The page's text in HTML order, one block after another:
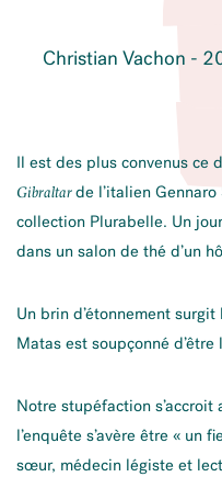
Christian Vachon -
Il est des plus convenus ce
Gibraltarde l’italien
collection Plurabelle. Un
dans un salon de thé d’un
Un brin d’étonnement
Matas est soupçonné d’être
Notre stupéfaction
l’enquête s’avère être « un
sœur, médecin légiste et